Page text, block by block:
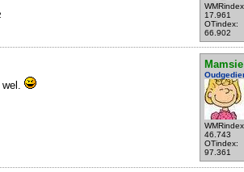
17.961
OTindex:
66.902
Mamsie
46.743
OTindex:
97.361